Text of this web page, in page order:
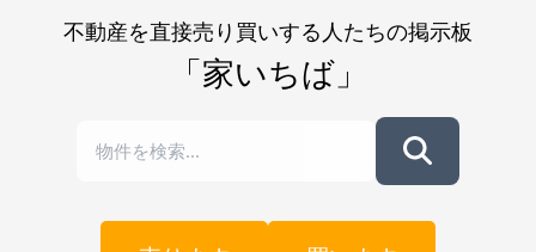
不動産を直接売り買いする人たちの掲示板
「家いちば」